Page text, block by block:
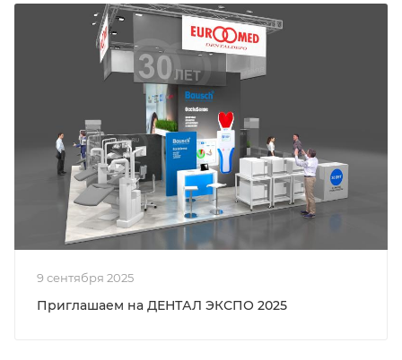
9 сентября 2025
Приглашаем на ДЕНТАЛ ЭКСПО 2025